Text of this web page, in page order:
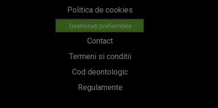
Politica de cookies
Gestionați preferințele
Contact
Termeni si conditii
Cod deontologic
Regulamente